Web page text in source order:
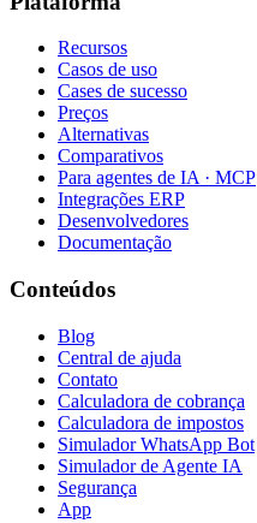
Recursos
Casos de uso
Cases de sucesso
Preços
Alternativas
Comparativos
Para agentes de IA · MCP
Integrações ERP
Desenvolvedores
Documentação
Conteúdos
Blog
Central de ajuda
Contato
Calculadora de cobrança
Calculadora de impostos
Simulador WhatsApp Bot
Simulador de Agente IA
Segurança
App